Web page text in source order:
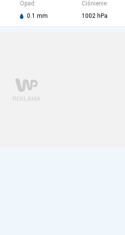
Opad:
0.1 mm
Ciśnienie:
1002 hPa